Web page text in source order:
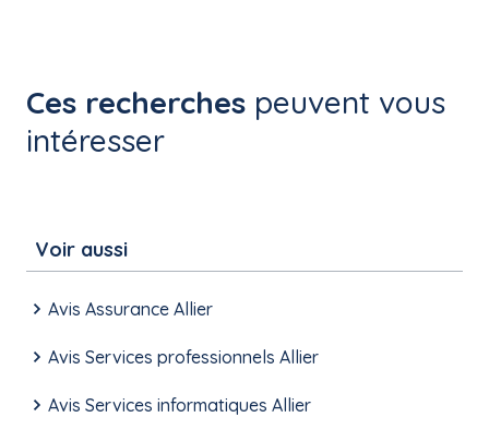
Ces recherches peuvent vous
intéresser
Voir aussi
Avis Assurance Allier
Avis Services professionnels Allier
Avis Services informatiques Allier